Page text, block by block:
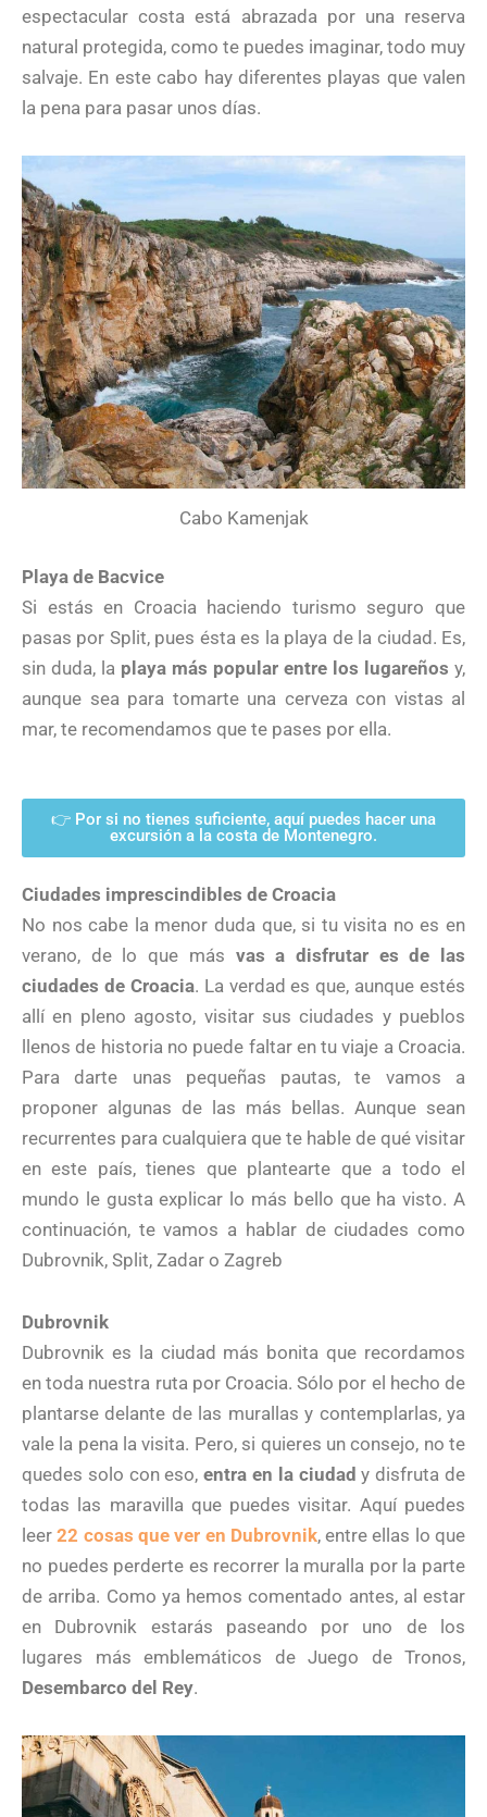
espectacular costa está abrazada por una reserva
natural protegida, como te puedes imaginar, todo muy
salvaje. En este cabo hay diferentes playas que valen
la pena para pasar unos días.
Cabo Kamenjak
Playa de Bacvice
Si estás en Croacia haciendo turismo seguro que
pasas por Split, pues ésta es la playa de la ciudad. Es,
sin duda, la playa más popular entre los lugareños y,
aunque sea para tomarte una cerveza con vistas al
mar, te recomendamos que te pases por ella.
👉 Por si no tienes suficiente, aquí puedes hacer una
excursión a la costa de Montenegro.
Ciudades imprescindibles de Croacia
No nos cabe la menor duda que, si tu visita no es en
verano, de lo que más vas a disfrutar es de las
ciudades de Croacia. La verdad es que, aunque estés
allí en pleno agosto, visitar sus ciudades y pueblos
llenos de historia no puede faltar en tu viaje a Croacia.
Para darte unas pequeñas pautas, te vamos a
proponer algunas de las más bellas. Aunque sean
recurrentes para cualquiera que te hable de qué visitar
en este país, tienes que plantearte que a todo el
mundo le gusta explicar lo más bello que ha visto. A
continuación, te vamos a hablar de ciudades como
Dubrovnik, Split, Zadar o Zagreb
Dubrovnik
Dubrovnik es la ciudad más bonita que recordamos
en toda nuestra ruta por Croacia. Sólo por el hecho de
plantarse delante de las murallas y contemplarlas, ya
vale la pena la visita. Pero, si quieres un consejo, no te
quedes solo con eso,entra en la ciudad y disfruta de
todas las maravilla que puedes visitar. Aquí puedes
leer22 cosas que ver en Dubrovnik, entre ellas lo que
no puedes perderte es recorrer la muralla por la parte
de arriba. Como ya hemos comentado antes, al estar
en Dubrovnik estarás paseando por uno de los
lugares más emblemáticos de Juego de Tronos,
Desembarco del Rey.